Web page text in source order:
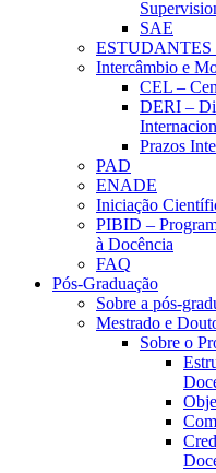
SAE
Intercâmbio e
CEL –
DERI –
Prazos
PAD
ENADE
Iniciação
PIBID –
à Docência
FAQ
Pós-Graduação
Sobre a pós-
Mestrado e
Sobre o